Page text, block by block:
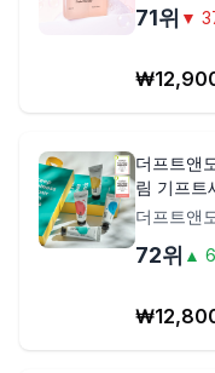
71위 ▼
₩
더프트앤
림 기프트
더프트앤
72위 ▲
₩